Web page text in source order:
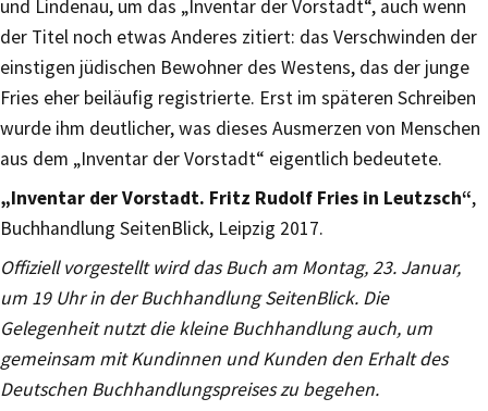
und Lindenau, um das „Inventar der Vorstadt“, auch wenn
der Titel noch etwas Anderes zitiert: das Verschwinden der
einstigen jüdischen Bewohner des Westens, das der junge
Fries eher beiläufig registrierte. Erst im späteren Schreiben
wurde ihm deutlicher, was dieses Ausmerzen von Menschen
aus dem „Inventar der Vorstadt“ eigentlich bedeutete.
„Inventar der Vorstadt. Fritz Rudolf Fries in Leutzsch“,
Buchhandlung SeitenBlick, Leipzig 2017.
Offiziell vorgestellt wird das Buch am Montag, 23. Januar,
um 19 Uhr in der Buchhandlung SeitenBlick. Die
Gelegenheit nutzt die kleine Buchhandlung auch, um
gemeinsam mit Kundinnen und Kunden den Erhalt des
Deutschen Buchhandlungspreises zu begehen.